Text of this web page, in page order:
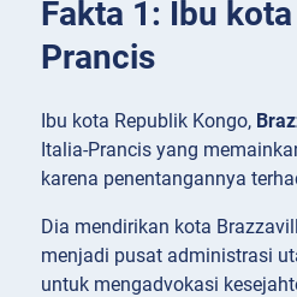
Fakta 1: Ibu
Prancis
Ibu kota Republik Kongo,
Italia-Prancis yang
karena penentangannya
Dia mendirikan kota
menjadi pusat administrasi
untuk mengadvokasi